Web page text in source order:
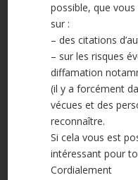
possible, que
sur :
– des citations
– sur les risques
diffamation
(il y a forcément
vécues et des
reconnaître.
Si cela vous est
intéressant pour
Cordialement